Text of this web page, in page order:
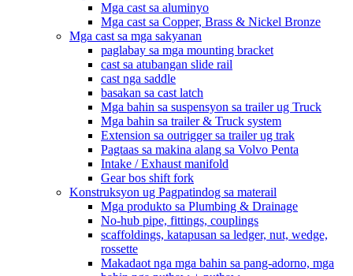
Mga cast sa aluminyo
Mga cast sa Copper, Brass & Nickel Bronze
Mga cast sa mga sakyanan
paglabay sa mga mounting bracket
cast sa atubangan slide rail
cast nga saddle
basakan sa cast latch
Mga bahin sa suspensyon sa trailer ug Truck
Mga bahin sa trailer & Truck system
Extension sa outrigger sa trailer ug trak
Pagtaas sa makina alang sa Volvo Penta
Intake / Exhaust manifold
Gear bos shift fork
Konstruksyon ug Pagpatindog sa materail
Mga produkto sa Plumbing & Drainage
No-hub pipe, fittings, couplings
scaffoldings, katapusan sa ledger, nut, wedge,
rossette
Makadaot nga mga bahin sa pang-adorno, mga